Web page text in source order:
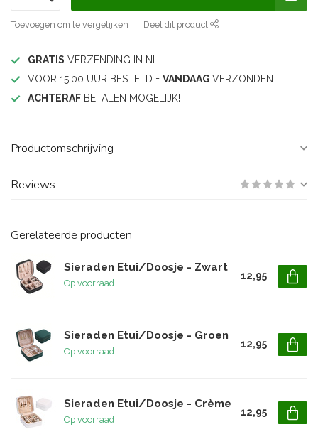
Toevoegen om te vergelijken Deel dit product
GRATIS VERZENDING IN NL
VOOR 15.00 UUR BESTELD = VANDAAG VERZONDEN
ACHTERAF BETALEN MOGELIJK!
Productomschrijving
Reviews
Gerelateerde producten
Sieraden Etui/Doosje - Zwart
Op voorraad
12,95
Sieraden Etui/Doosje - Groen
Op voorraad
12,95
Sieraden Etui/Doosje - Crème
Op voorraad
12,95